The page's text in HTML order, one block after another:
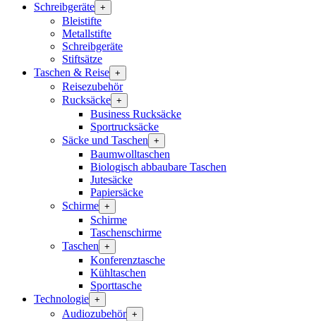
Schreibgeräte +
Bleistifte
Metallstifte
Schreibgeräte
Stiftsätze
Taschen & Reise +
Reisezubehör
Rucksäcke +
Business Rucksäcke
Sportrucksäcke
Säcke und Taschen +
Baumwolltaschen
Biologisch abbaubare Taschen
Jutesäcke
Papiersäcke
Schirme +
Schirme
Taschenschirme
Taschen +
Konferenztasche
Kühltaschen
Sporttasche
Technologie +
Audiozubehör +